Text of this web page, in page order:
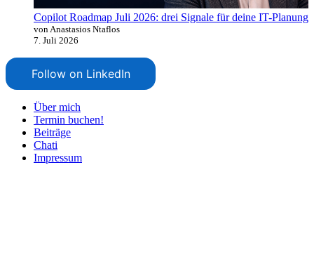
Copilot Roadmap Juli 2026: drei Signale für deine IT-Planung
von Anastasios Ntaflos
7. Juli 2026
Follow on LinkedIn
Über mich
Termin buchen!
Beiträge
Chati
Impressum